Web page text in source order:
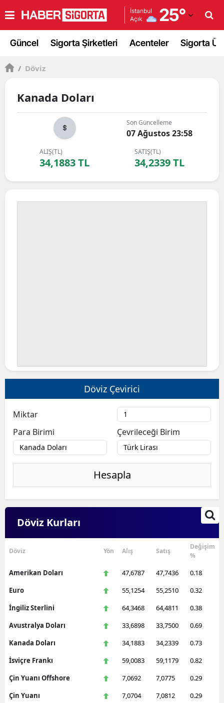
İstanbul
Açık
25°
Adana
Amasya
Ankara
Antalya
Çankırı
Çorum
Denizli
Diyarbakır
Edirne
Erzincan
Gümüşhane
Hakkari
Hatay
Isparta
Güncel Sigorta Şirketleri Acenteler Sigorta
/ Döviz
Kanada Doları
Son Güncelleme
07 Ağustos 23:58
ALIŞ(TL)
34,1883 TL
SATIŞ(TL)
34,2339 TL
Döviz Çevirici
Miktar
Para Birimi
Çevrileceği Birim
Hesapla
Döviz Kurları
Döviz Yön Alış Satış
Değişim
%
Amerikan Doları 47,6787 47,7436
0.18
Euro
55,1254 55,2510
0.32
İngiliz Sterlini
64,3468 64,4811
0.38
Avustralya Doları
33,6898 33,7500
0.69
Kanada Doları
34,1883 34,2339
0.73
İsviçre Frankı
59,0083 59,1179
0.82
Çin Yuanı Offshore
7,0692 7,0775
0.29
Çin Yuanı
7,0704 7,0812
0.29